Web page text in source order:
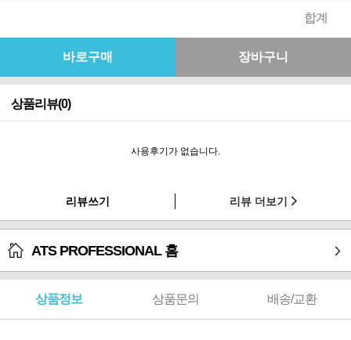
합계
상품리뷰(0)
사용후기가 없습니다.
리뷰쓰기 리뷰 더보기
ATS PROFESSIONAL 홈
상품정보 상품문의 배송/교환